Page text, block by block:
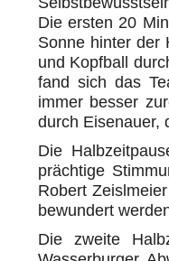
Die ersten 20
Sonne hinter der
und Kopfball
fand sich das
immer besser
durch Eisenauer,
Die
prächtige
Robert
bewundert
Die zweite